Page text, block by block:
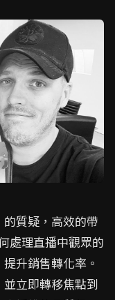
質疑，高效的帶
處理直播中觀眾的
升銷售轉化率。
立即轉移焦點到